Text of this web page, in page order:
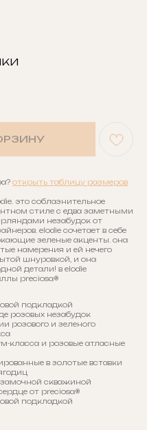
открыть таблицу размеров
это соблазнительное
стиле с едва заметными
незабудок от
elodie сочетает в себе
зеленые акценты. она
намерения и ей нечего
шнуровкой, и она
детали! в elodie
preciosa®
подкладкой
розовых незабудок
розового и зеленого
класса и розовые атласные
в золотые вставки
скважиной
от preciosa®
подкладкой